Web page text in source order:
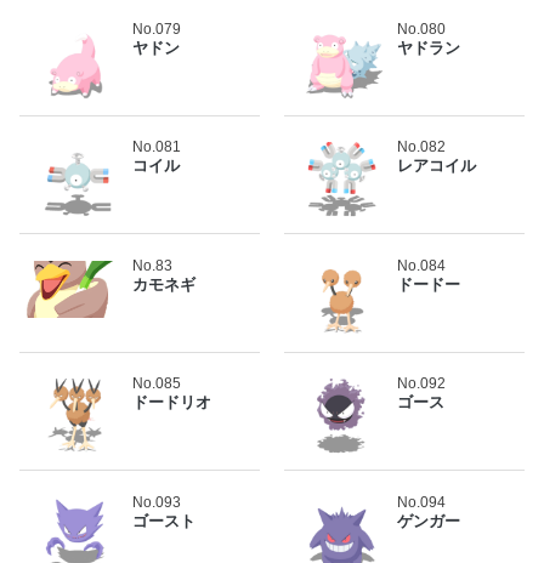
No.079
ヤドン
No.080
ヤドラン
No.081
コイル
No.082
レアコイル
No.83
カモネギ
No.084
ドードー
No.085
ドードリオ
No.092
ゴース
No.093
ゴースト
No.094
ゲンガー